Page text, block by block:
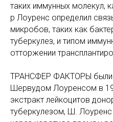
таких иммунных молекул,
р Лоуренс определил
микробов, таких как
туберкулез, и типом
отторжении
ТРАНСФЕР ФАКТОРЫ были
Шервудом Лоуренсом в
экстракт лейкоцитов
туберкулезом, Ш.